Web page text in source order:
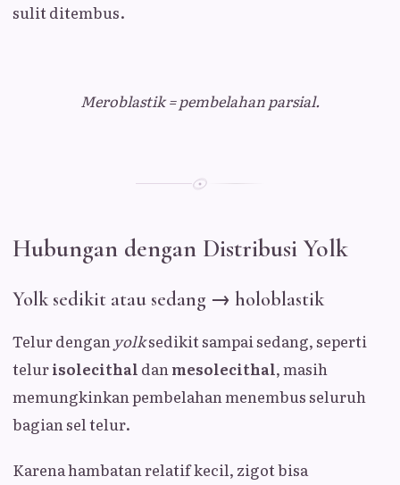
sulit ditembus.
Meroblastik = pembelahan parsial.
Hubungan dengan Distribusi Yolk
Yolk sedikit atau sedang → holoblastik
Telur dengan yolksedikit sampai sedang, seperti
telurisolecithal danmesolecithal, masih
memungkinkan pembelahan menembus seluruh
bagian sel telur.
Karena hambatan relatif kecil, zigot bisa